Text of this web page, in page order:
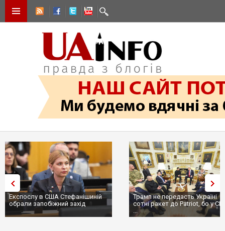
Експослу в США Стефанішиній
обрали запобіжний захід
Трамп не передасть Україні
сотні ракет до Patriot, бо у
...